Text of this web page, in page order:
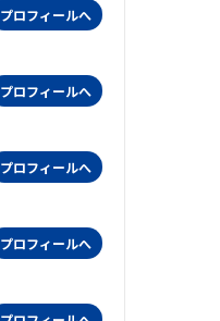
プロフィールへ
プロフィールへ
プロフィールへ
プロフィールへ